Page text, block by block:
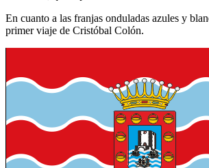
En cuanto a las franjas onduladas azules y
primer viaje de Cristóbal Colón.